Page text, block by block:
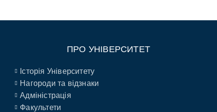
ПРО УНІВЕРСИТЕТ
Історія Університету
Нагороди та відзнаки
Адміністрація
Факультети